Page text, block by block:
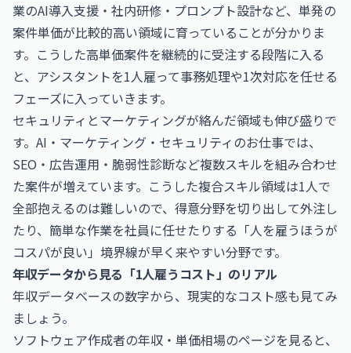
業のAI導入支援・社内研修・プロンプト設計など、単発の
案件単価が比較的高い領域に育っていることが分かりま
す。こうした高単価案件を継続的に受注する段階に入る
と、アシスタントを1人雇って事務処理や1次対応を任せる
フェーズに入っていきます。
セキュリティとマーケティングが絡んだ領域も伸び盛りで
す。 AI・マーケティング・セキュリティのお仕事では、
SEO・広告運用・脆弱性診断など複数スキルを組み合わせ
た案件が増えています。こうした複合スキル領域は1人で
全部抱えるのは難しいので、得意分野を切り出して外注し
たり、簡単な作業を社員に任せたりする「人を雇うほうが
コスパが良い」境界線が早く来やすい分野です。
年収データから見る「1人雇うコスト」のリアル
年収データベースの数字から、現実的なコスト感も見てみ
ましょう。
ソフトウェア作成者の年収・単価相場のページを見ると、